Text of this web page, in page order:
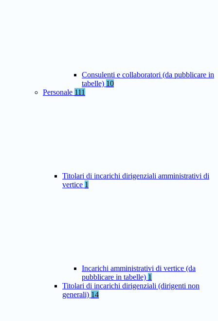
Consulenti e collaboratori (da pubblicare in
tabelle) 10
Personale 111
Titolari di incarichi dirigenziali amministrativi di
vertice 1
Incarichi amministrativi di vertice (da
pubblicare in tabelle) 1
Titolari di incarichi dirigenziali (dirigenti non
generali) 14